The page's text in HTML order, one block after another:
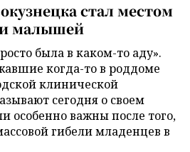
стал местом
малышей
была в каком-то аду».
когда-то в роддоме
клинической
сегодня о своем
особенно важны после того,
гибели младенцев в